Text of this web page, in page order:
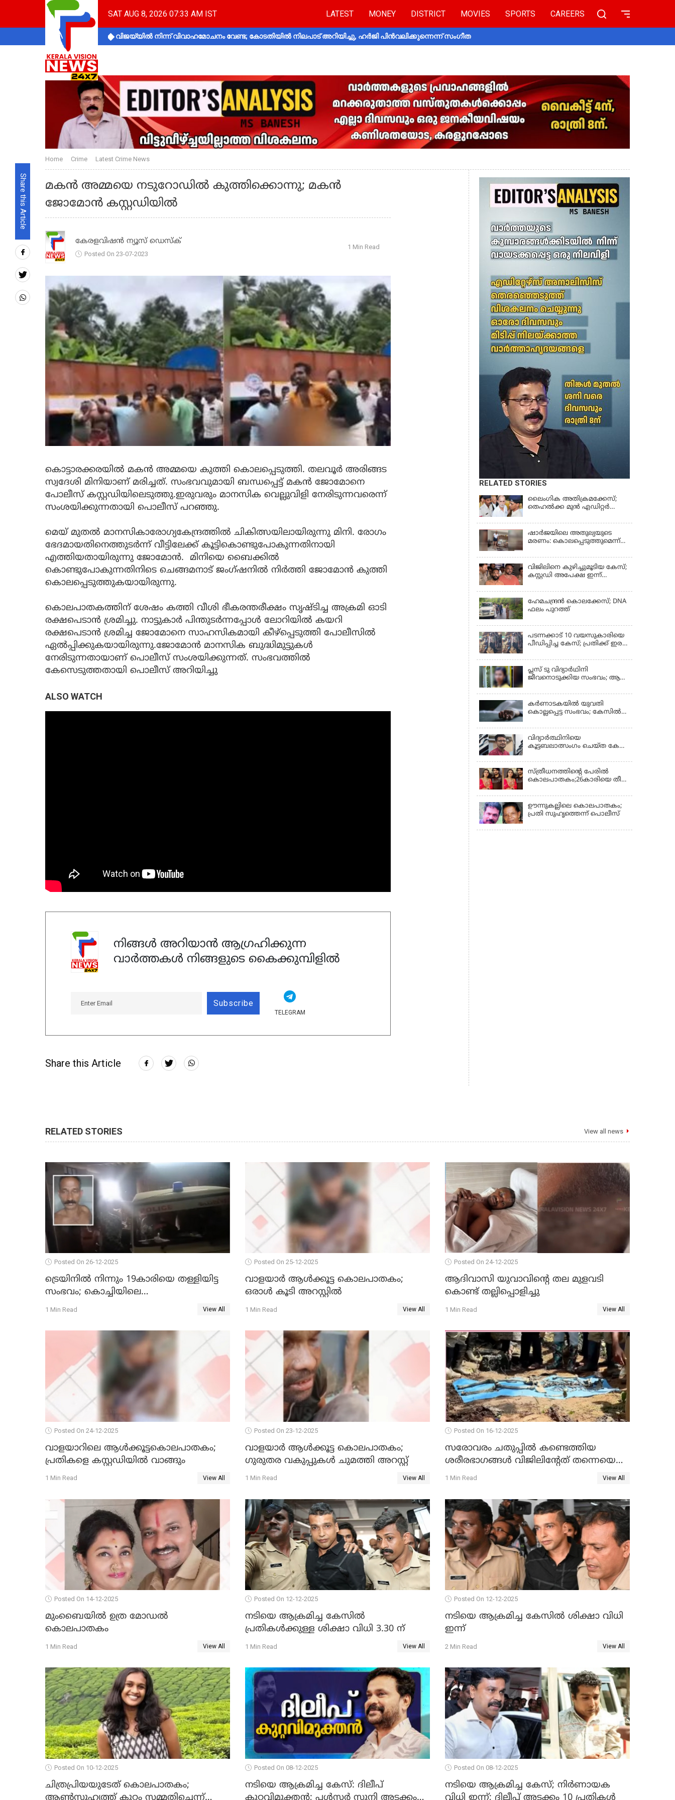
SAT AUG 8, 2026 07:33 AM IST LATEST MONEY DISTRICT MOVIES SPORTS CAREERS
വിജയ്‌യിൽ നിന്ന് വിവാഹമോചനം വേണ്ട; കോടതിയിൽ നിലപാട് അറിയിച്ചു, ഹർജി പിൻവലിക്കുന്നെന്ന് സംഗീത
Share this Article
Home Crime Latest Crime News
മകന്‍ അമ്മയെ നടുറോഡില്‍ കുത്തിക്കൊന്നു; മകന്‍
ജോമോന്‍ കസ്റ്റഡിയില്‍
കേരളവിഷൻ ന്യൂസ് ഡെസ്‌ക്
Posted On 23-07-2023
1 Min Read
കൊട്ടാരക്കരയില്‍ മകന്‍ അമ്മയെ കുത്തി കൊലപ്പെടുത്തി. തലവൂര്‍ അരിങ്ങട
സ്വദേശി മിനിയാണ് മരിച്ചത്. സംഭവവുമായി ബന്ധപ്പെട്ട് മകന്‍ ജോമോനെ
പോലീസ് കസ്റ്റഡിയിലെടുത്തു.ഇരുവരും മാനസിക വെല്ലുവിളി നേരിടുന്നവരെന്ന്
സംശയിക്കുന്നതായി പൊലീസ് പറഞ്ഞു.
മെയ് മുതല്‍ മാനസികാരോഗ്യകേന്ദ്രത്തില്‍ ചികിത്സയിലായിരുന്നു മിനി. രോഗം
ഭേദമായതിനെത്തുടര്‍ന്ന് വീട്ടിലേക്ക് കൂട്ടികൊണ്ടുപോകുന്നതിനായി
എത്തിയതായിരുന്നു ജോമോന്‍. മിനിയെ ബൈക്കില്‍
കൊണ്ടുപോകുന്നതിനിടെ ചെങ്ങമനാട് ജംഗ്ഷനില്‍ നിര്‍ത്തി ജോമോന്‍ കുത്തി
കൊലപ്പെടുത്തുകയായിരുന്നു.
കൊലപാതകത്തിന് ശേഷം കത്തി വീശി ഭീകരന്തരീക്ഷം സൃഷ്ടിച്ച അക്രമി ഓടി
രക്ഷപെടാന്‍ ശ്രമിച്ചു. നാട്ടുകാര്‍ പിന്തുടര്‍ന്നപ്പോള്‍ ലോറിയില്‍ കയറി
രക്ഷപെടാന്‍ ശ്രമിച്ച ജോമോനെ സാഹസികമായി കീഴ്‌പ്പെടുത്തി പോലീസില്‍
ഏല്‍പ്പിക്കുകയായിരുന്നു.ജോമോന്‍ മാനസിക ബുദ്ധിമുട്ടുകള്‍
നേരിടുന്നതായാണ് പൊലീസ് സംശയിക്കുന്നത്. സംഭവത്തില്‍
കേസെടുത്തതായി പൊലീസ് അറിയിച്ചു
ALSO WATCH
നിങ്ങൾ അറിയാൻ ആഗ്രഹിക്കുന്ന
വാർത്തകൾ നിങ്ങളുടെ കൈക്കുമ്പിളിൽ
Subscribe
TELEGRAM
Share this Article
RELATED STORIES
ലൈംഗിക അതിക്രമക്കേസ്;
തെഹല്‍ക്ക മുന്‍ എഡിറ്റര്‍
ഷാർജയിലെ അതുല്യയുടെ
മരണം: കൊലപ്പെടുത്തുമെന്ന്
ദൃശ്യങ്ങൾ പുറത്ത്
വിജിലിനെ കുഴിച്ചുമൂടിയ കേസ്;
കസ്റ്റഡി അപേക്ഷ ഇന്ന്
ഹേമചന്ദ്രൻ കൊലക്കേസ്; DNA
ഫലം പുറത്ത്
പടന്നക്കാട് 10 വയസുകാരിയെ
പീഡിപ്പിച്ച കേസ്; പ്രതിക്ക് ഇരട്ട
തടവും ശിക്ഷ
പ്ലസ് ടു വിദ്യാര്‍ഥിനി
ജീവനൊടുക്കിയ സംഭവം; ആണ്‍
കര്‍ണാടകയില്‍ യുവതി
കൊല്ലപ്പെട്ട സംഭവം; കേസില്‍
കസ്റ്റഡിയില്‍
വിദ്യാർത്ഥിനിയെ
കൂട്ടബലാത്സംഗം ചെയ്ത കേസ്;
സ്ത്രീധനത്തിന്റെ പേരില്‍
കൊലപാതകം;26കാരിയെ തീ
ഊന്നുകല്ലിലെ കൊലപാതകം;
പ്രതി സുഹൃത്തെന്ന് പൊലീസ്
RELATED STORIES View all news
Posted On 26-12-2025
ട്രെയിനില്‍ നിന്നും 19കാരിയെ തള്ളിയിട്ട
സംഭവം; കൊച്ചിയിലെ
ആശുപത്രിയിലേക്ക് മാറ്റി
1 Min Read View All
Posted On 25-12-2025
വാളയാര്‍ ആള്‍ക്കൂട്ട കൊലപാതകം;
ഒരാള്‍ കൂടി അറസ്റ്റില്‍
1 Min Read View All
Posted On 24-12-2025
ആദിവാസി യുവാവിന്റെ തല മുളവടി
കൊണ്ട് തല്ലിപ്പൊളിച്ചു
1 Min Read View All
Posted On 24-12-2025
വാളയാറിലെ ആൾക്കൂട്ടകൊലപാതകം;
പ്രതികളെ കസ്റ്റഡിയില്‍ വാങ്ങും
1 Min Read View All
Posted On 23-12-2025
വാളയാർ ആൾക്കൂട്ട കൊലപാതകം;
ഗുരുതര വകുപ്പുകൾ ചുമത്തി അറസ്റ്റ്
1 Min Read View All
Posted On 16-12-2025
സരോവരം ചതുപ്പിൽ കണ്ടെത്തിയ
ശരീരഭാഗങ്ങൾ വിജിലിൻ്റേത് തന്നെയെന്ന്
ഡി.എൻ.എ പരിശോധനയിൽ
1 Min Read View All
Posted On 14-12-2025
മുംബൈയില്‍ ഉത്ര മോഡല്‍
കൊലപാതകം
1 Min Read View All
Posted On 12-12-2025
നടിയെ ആക്രമിച്ച കേസില്‍
പ്രതികള്‍ക്കുള്ള ശിക്ഷാ വിധി 3.30 ന്
1 Min Read View All
Posted On 12-12-2025
നടിയെ ആക്രമിച്ച കേസിൽ ശിക്ഷാ വിധി
ഇന്ന്
2 Min Read View All
Posted On 10-12-2025
ചിത്രപ്രിയയുടേത് കൊലപാതകം;
Posted On 08-12-2025
നടിയെ ആക്രമിച്ച കേസ്: ദിലീപ്
Posted On 08-12-2025
നടിയെ ആക്രമിച്ച കേസ്; നിർണായക